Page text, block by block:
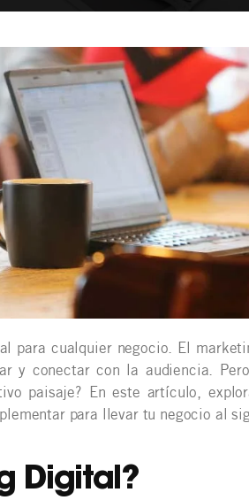
para cualquier negocio. El
y conectar con la audiencia.
paisaje? En este artículo,
para llevar tu negocio al
Digital?